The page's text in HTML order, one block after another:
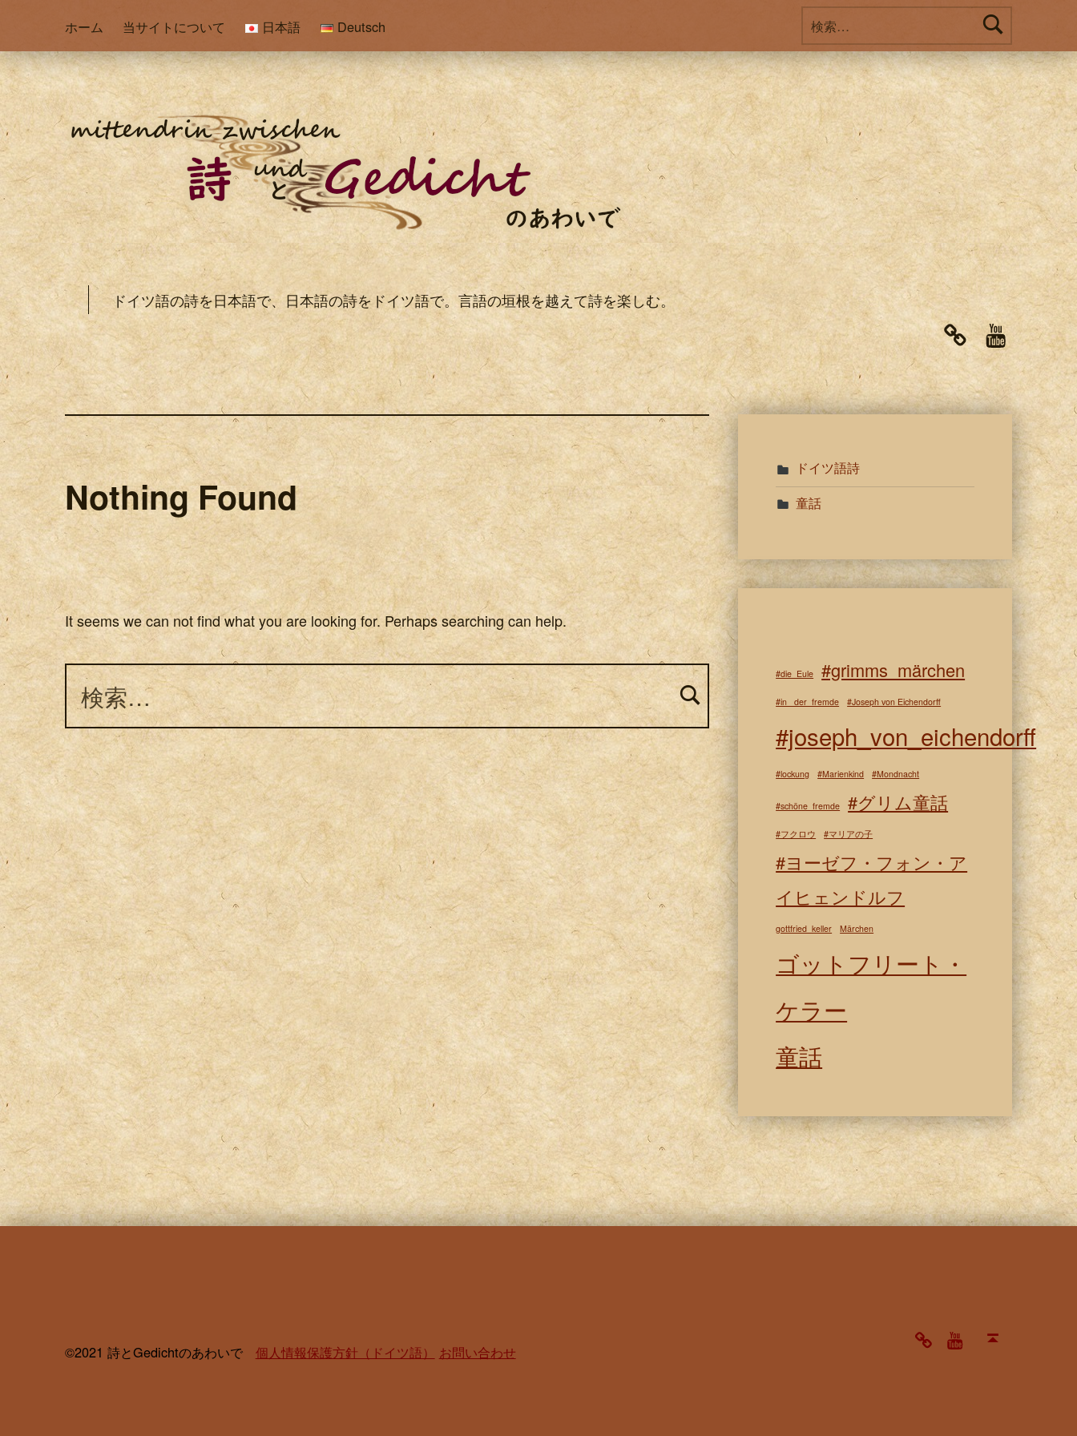
検索:
ホーム
当サイトについて 日本語 Deutsch
ドイツ語の詩を日本語で、日本語の詩をドイツ語で。言語の垣根を越えて詩を楽しむ。 noteYoutube
Nothing Found
It seems we can not find what you are looking for. Perhaps searching can help.
検索:
ドイツ語詩
童話
#die_Eule #grimms_märchen
#in_ der_fremde #Joseph von Eichendorff
#joseph_von_eichendorff
#lockung #Marienkind #Mondnacht
#schöne_fremde #グリム童話
#フクロウ #マリアの子
#ヨーゼフ・フォン・ア
イヒェンドルフ
gottfried_keller Märchen
ゴットフリート・
ケラー
童話
©2021 詩とGedichtのあわいで 個人情報保護方針（ドイツ語） お問い合わせ